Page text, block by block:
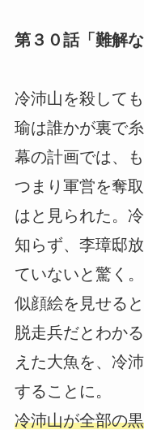
第３０話「難解な
冷沛山を殺して
瑜は誰かが裏で
幕の計画では、
つまり軍営を奪
はと見られた。
知らず、李璋邸
ていないと驚く
似顔絵を見せる
脱走兵だとわか
えた大魚を、冷
することに。
冷沛山が全部の